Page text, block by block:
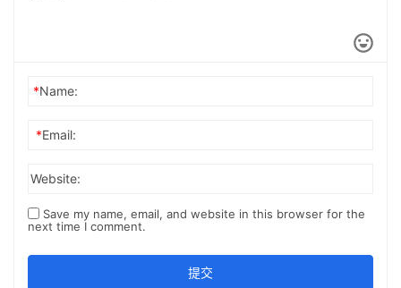
*Name:
*Email:
Website:
Save my name, email, and website in this browser for the
next time I comment.
提交